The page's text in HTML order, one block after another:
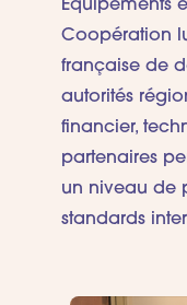
Équipements
Coopération
française de
autorités
financier,
partenaires
un niveau de
standards